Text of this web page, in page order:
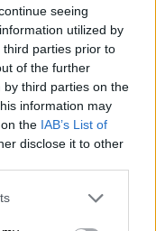
seeing
utilized by
parties prior to
of the further
third parties on the
information may
the IAB’s List of
disclose it to other